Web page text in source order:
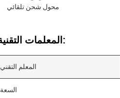
محول شحن تلقائي
المعلمات التقنية:
المعلم التقني
السعة